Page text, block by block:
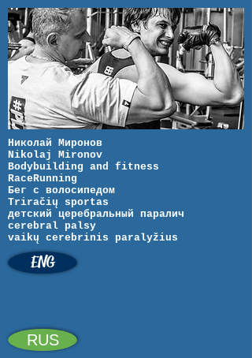
Николай Миронов
Nikolaj Mironov
Bodybuilding and fitness
RaceRunning
Бег с волосипедом
Triračių sportas
детский церебральный паралич
cerebral palsy
vaikų cerebrinis paralyžius
ENG
RUS